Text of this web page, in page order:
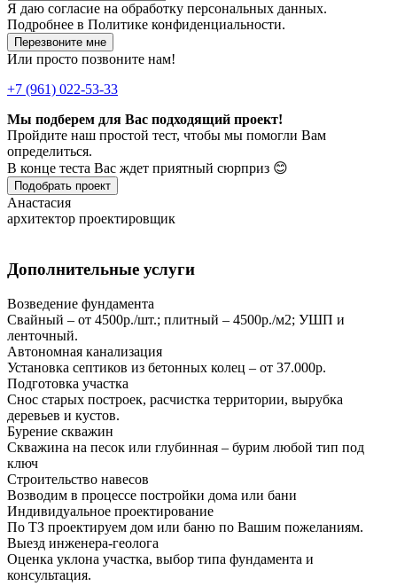
Я даю согласие на обработку персональных данных.
Подробнее в Политике конфиденциальности.
Перезвоните мне
Или просто позвоните нам!
+7 (961) 022-53-33
Мы подберем для Вас подходящий проект!
Пройдите наш простой тест, чтобы мы помогли Вам
определиться.
В конце теста Вас ждет приятный сюрприз 😊
Подобрать проект
Анастасия
архитектор проектировщик
Дополнительные услуги
Возведение фундамента
Свайный – от 4500р./шт.; плитный – 4500р./м2; УШП и
ленточный.
Автономная канализация
Установка септиков из бетонных колец – от 37.000р.
Подготовка участка
Снос старых построек, расчистка территории, вырубка
деревьев и кустов.
Бурение скважин
Скважина на песок или глубинная – бурим любой тип под
ключ
Строительство навесов
Возводим в процессе постройки дома или бани
Индивидуальное проектирование
По ТЗ проектируем дом или баню по Вашим пожеланиям.
Выезд инженера-геолога
Оценка уклона участка, выбор типа фундамента и
консультация.